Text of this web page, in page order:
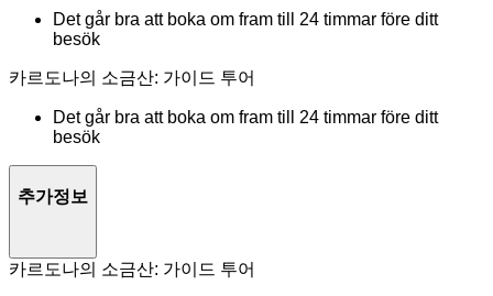
Det går bra att boka om fram till 24 timmar före ditt
besök
카르도나의 소금산: 가이드 투어
Det går bra att boka om fram till 24 timmar före ditt
besök
추가정보
카르도나의 소금산: 가이드 투어